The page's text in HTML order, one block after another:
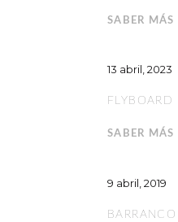
SABER MÁS
13 abril, 2023
FLYBOARD
SABER MÁS
9 abril, 2019